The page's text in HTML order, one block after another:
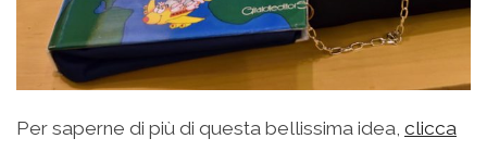
Per saperne di più di questa bellissima idea, clicca